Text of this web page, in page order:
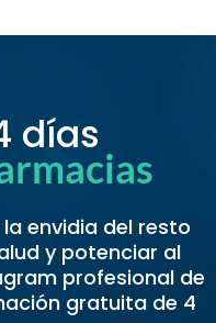
días
envidia del resto
y potenciar al
profesional de
gratuita de 4